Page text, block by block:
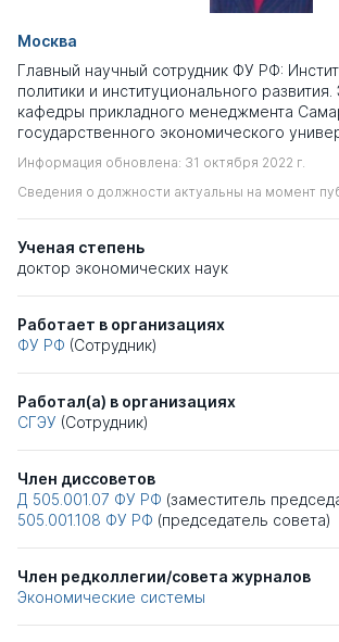
Москва
Главный научный сотрудник ФУ РФ:
политики и институционального
кафедры прикладного менеджмента
государственного экономического
Информация обновлена: 31 октября 2022 г.
Сведения о должности актуальны на момент
Ученая степень
доктор экономических наук
Работает в организациях
ФУ РФ (Сотрудник)
Работал(а) в организациях
СГЭУ (Сотрудник)
Член диссоветов
Д 505.001.07 ФУ РФ (заместитель
505.001.108 ФУ РФ (председатель совета)
Член редколлегии/совета журналов
Экономические системы